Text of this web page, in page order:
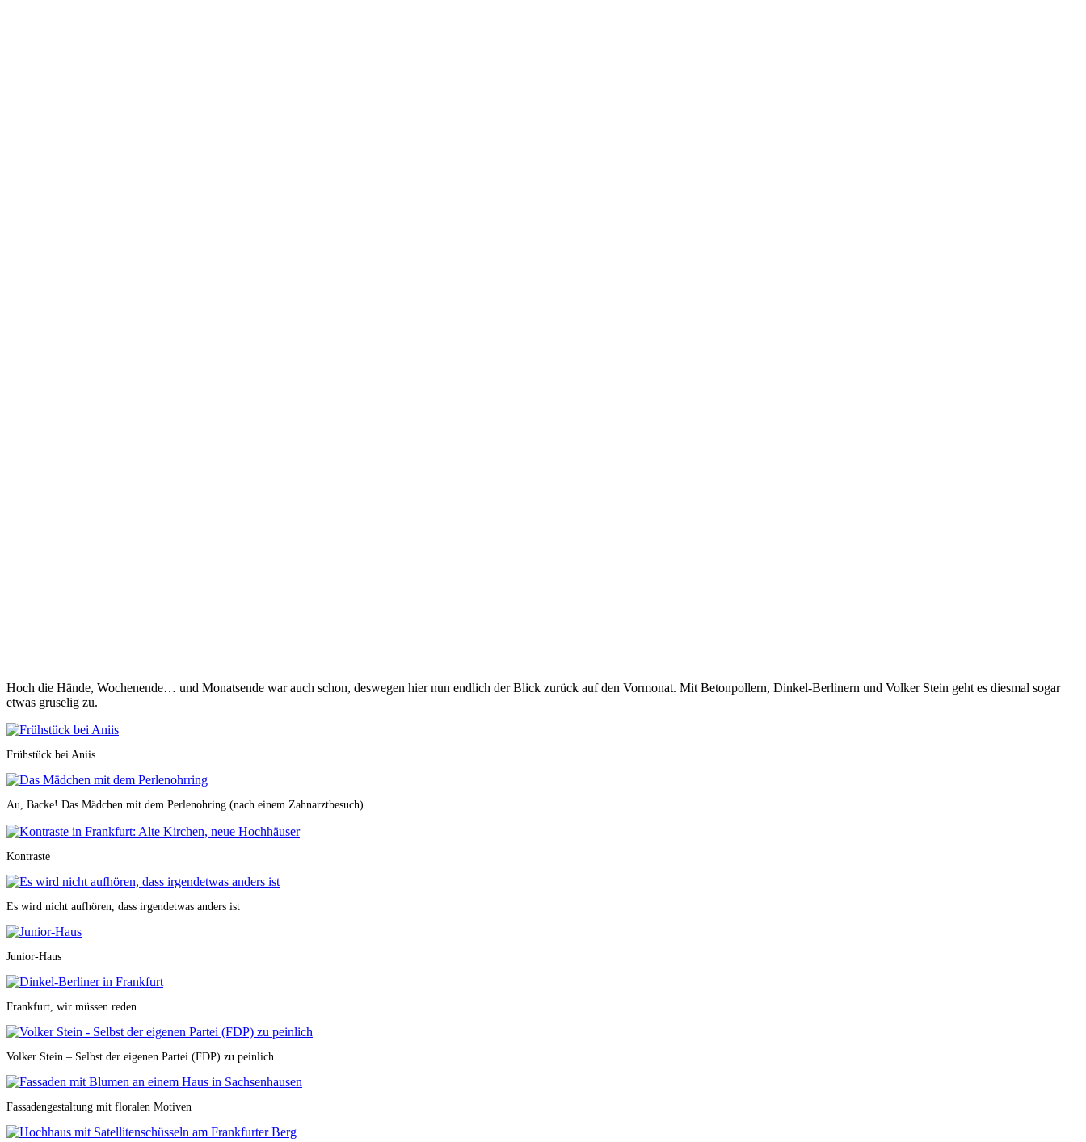
Hoch die Hände, Wochenende… und Monatsende war auch schon, deswegen hier nun endlich der Blick zurück auf den Vormonat. Mit Betonpollern, Dinkel-Berlinern und Volker Stein geht es diesmal sogar
etwas gruselig zu.
Frühstück bei Aniis
Au, Backe! Das Mädchen mit dem Perlenohring (nach einem Zahnarztbesuch)
Kontraste
Es wird nicht aufhören, dass irgendetwas anders ist
Junior-Haus
Frankfurt, wir müssen reden
Volker Stein – Selbst der eigenen Partei (FDP) zu peinlich
Fassadengestaltung mit floralen Motiven